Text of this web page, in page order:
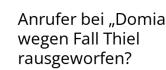
Anrufer bei
wegen Fall Thiel
rausgeworfen?